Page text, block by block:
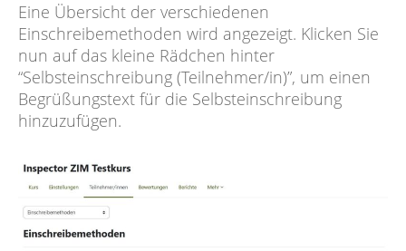
Eine Übersicht der verschiedenen
Einschreibemethoden wird angezeigt. Klicken Sie
nun auf das kleine Rädchen hinter
“Selbsteinschreibung (Teilnehmer/in)”, um einen
Begrüßungstext für die Selbsteinschreibung
hinzuzufügen.